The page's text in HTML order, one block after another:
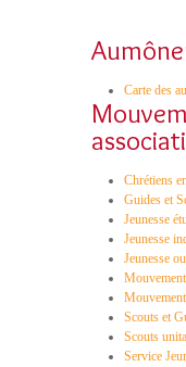
Carte des
Chrétiens
Guides et
Jeunesse
Jeunesse
Jeunesse
Scouts et
Scouts
Service